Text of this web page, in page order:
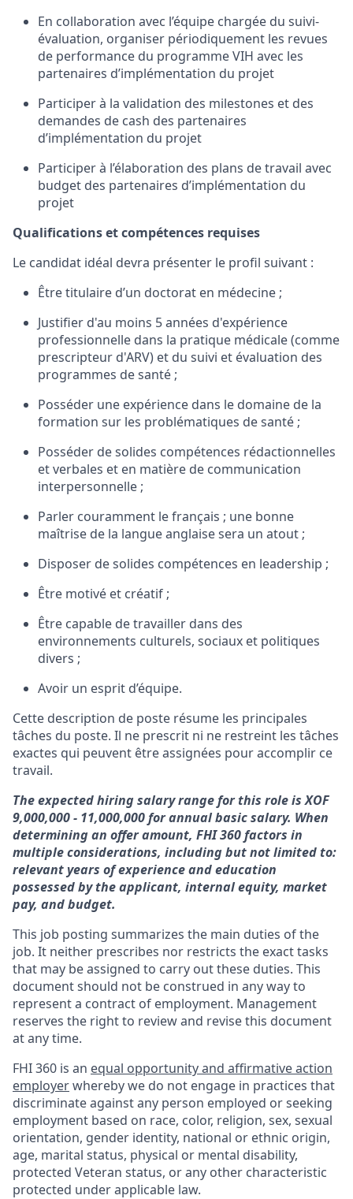
En collaboration avec l’équipe chargée du suivi-
évaluation, organiser périodiquement les revues
de performance du programme VIH avec les
partenaires d’implémentation du projet
Participer à la validation des milestones et des
demandes de cash des partenaires
d’implémentation du projet
Participer à l’élaboration des plans de travail avec
budget des partenaires d’implémentation du
projet
Qualifications et compétences requises
Le candidat idéal devra présenter le profil suivant :
Être titulaire d’un doctorat en médecine ;
Justifier d'au moins 5 années d'expérience
professionnelle dans la pratique médicale (comme
prescripteur d'ARV) et du suivi et évaluation des
programmes de santé ;
Posséder une expérience dans le domaine de la
formation sur les problématiques de santé ;
Posséder de solides compétences rédactionnelles
et verbales et en matière de communication
interpersonnelle ;
Parler couramment le français ; une bonne
maîtrise de la langue anglaise sera un atout ;
Disposer de solides compétences en leadership ;
Être motivé et créatif ;
Être capable de travailler dans des
environnements culturels, sociaux et politiques
divers ;
Avoir un esprit d’équipe.
Cette description de poste résume les principales
tâches du poste. Il ne prescrit ni ne restreint les tâches
exactes qui peuvent être assignées pour accomplir ce
travail.
The expected hiring salary range for this role is XOF
9,000,000 - 11,000,000 for annual basic salary. When
determining an offer amount, FHI 360 factors in
multiple considerations, including but not limited to:
relevant years of experience and education
possessed by the applicant, internal equity, market
pay, and budget.
This job posting summarizes the main duties of the
job. It neither prescribes nor restricts the exact tasks
that may be assigned to carry out these duties. This
document should not be construed in any way to
represent a contract of employment. Management
reserves the right to review and revise this document
at any time.
FHI 360 is an equal opportunity and affirmative action
employerwhereby we do not engage in practices that
discriminate against any person employed or seeking
employment based on race, color, religion, sex, sexual
orientation, gender identity, national or ethnic origin,
age, marital status, physical or mental disability,
protected Veteran status, or any other characteristic
protected under applicable law.